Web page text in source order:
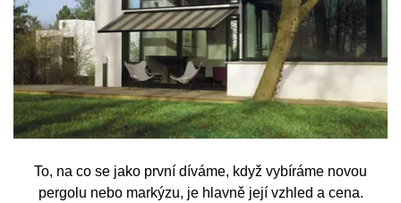
To, na co se jako první díváme, když vybíráme novou
pergolu nebo markýzu, je hlavně její vzhled a cena.